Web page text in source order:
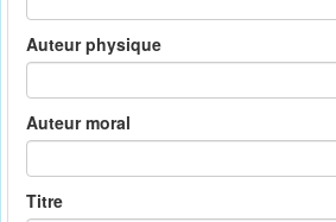
Auteur physique
Auteur moral
Titre